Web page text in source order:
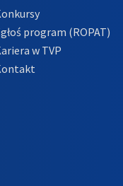
program (ROPAT)
w TVP